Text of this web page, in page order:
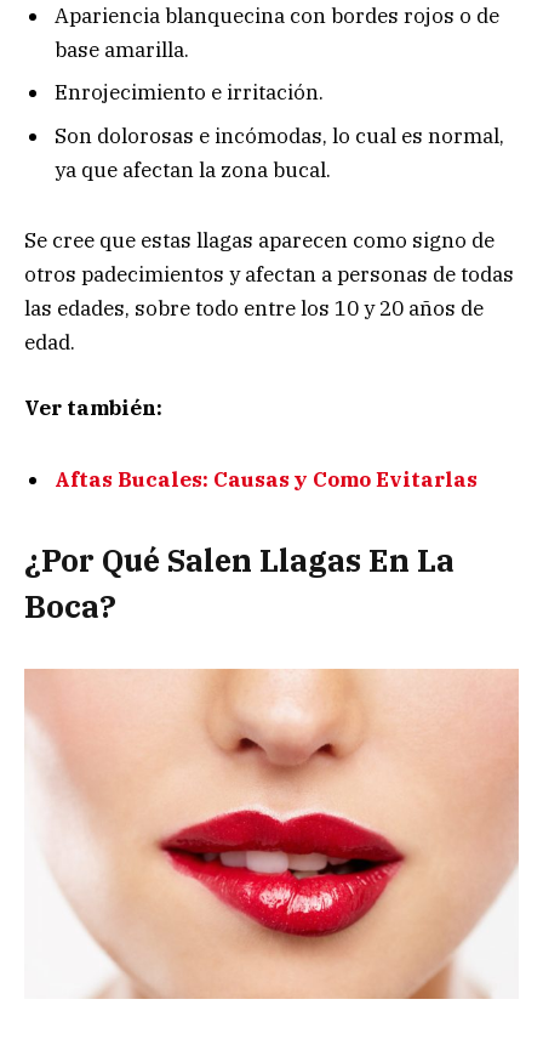
Apariencia blanquecina con bordes rojos o de
base amarilla.
Enrojecimiento e irritación.
Son dolorosas e incómodas, lo cual es normal,
ya que afectan la zona bucal.
Se cree que estas llagas aparecen como signo de
otros padecimientos y afectan a personas de todas
las edades, sobre todo entre los 10 y 20 años de
edad.
Ver también:
Aftas Bucales: Causas y Como Evitarlas
¿Por Qué Salen Llagas En La
Boca?